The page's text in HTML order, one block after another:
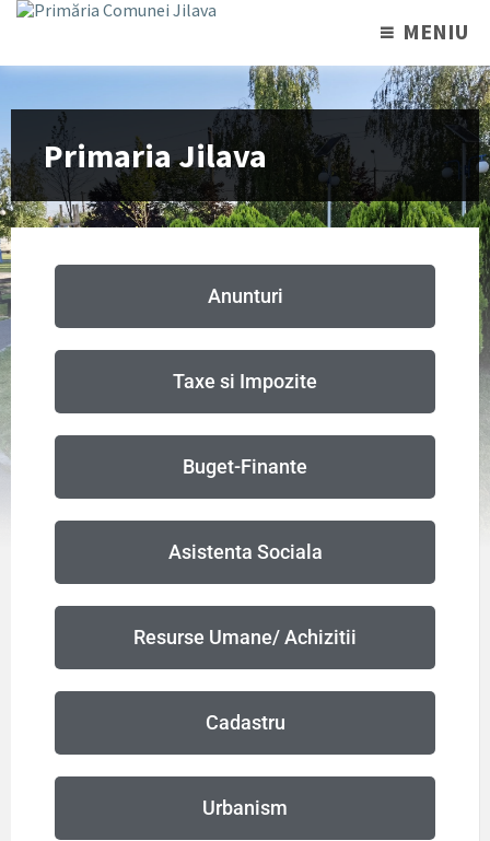
MENIU
Primaria Jilava
Anunturi
Taxe si Impozite
Buget-Finante
Asistenta Sociala
Resurse Umane/ Achizitii
Cadastru
Urbanism